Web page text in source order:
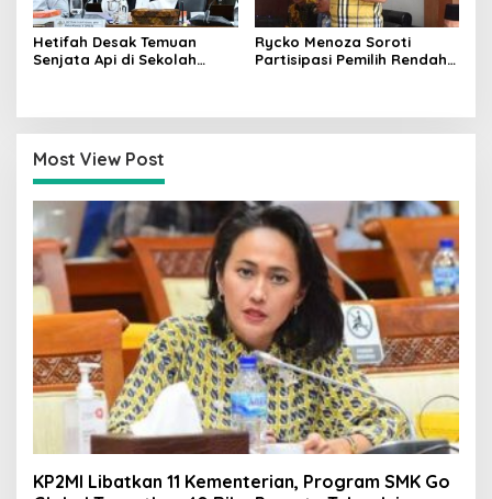
Hetifah Desak Temuan
Senjata Api di Sekolah
Rycko Menoza Soroti
Partisipasi Pemilih Rendah
Most View Post
KP2MI Libatkan 11 Kementerian, Program SMK Go